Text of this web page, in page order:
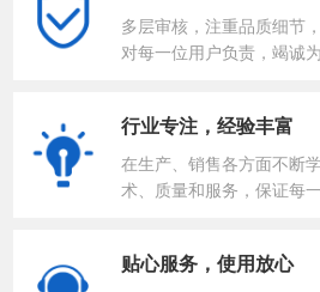
多层审核，注重品质细节
对每一位用户负责，竭诚
行业专注，经验丰富
在生产、销售各方面不断
术、质量和服务，保证每
贴心服务，使用放心